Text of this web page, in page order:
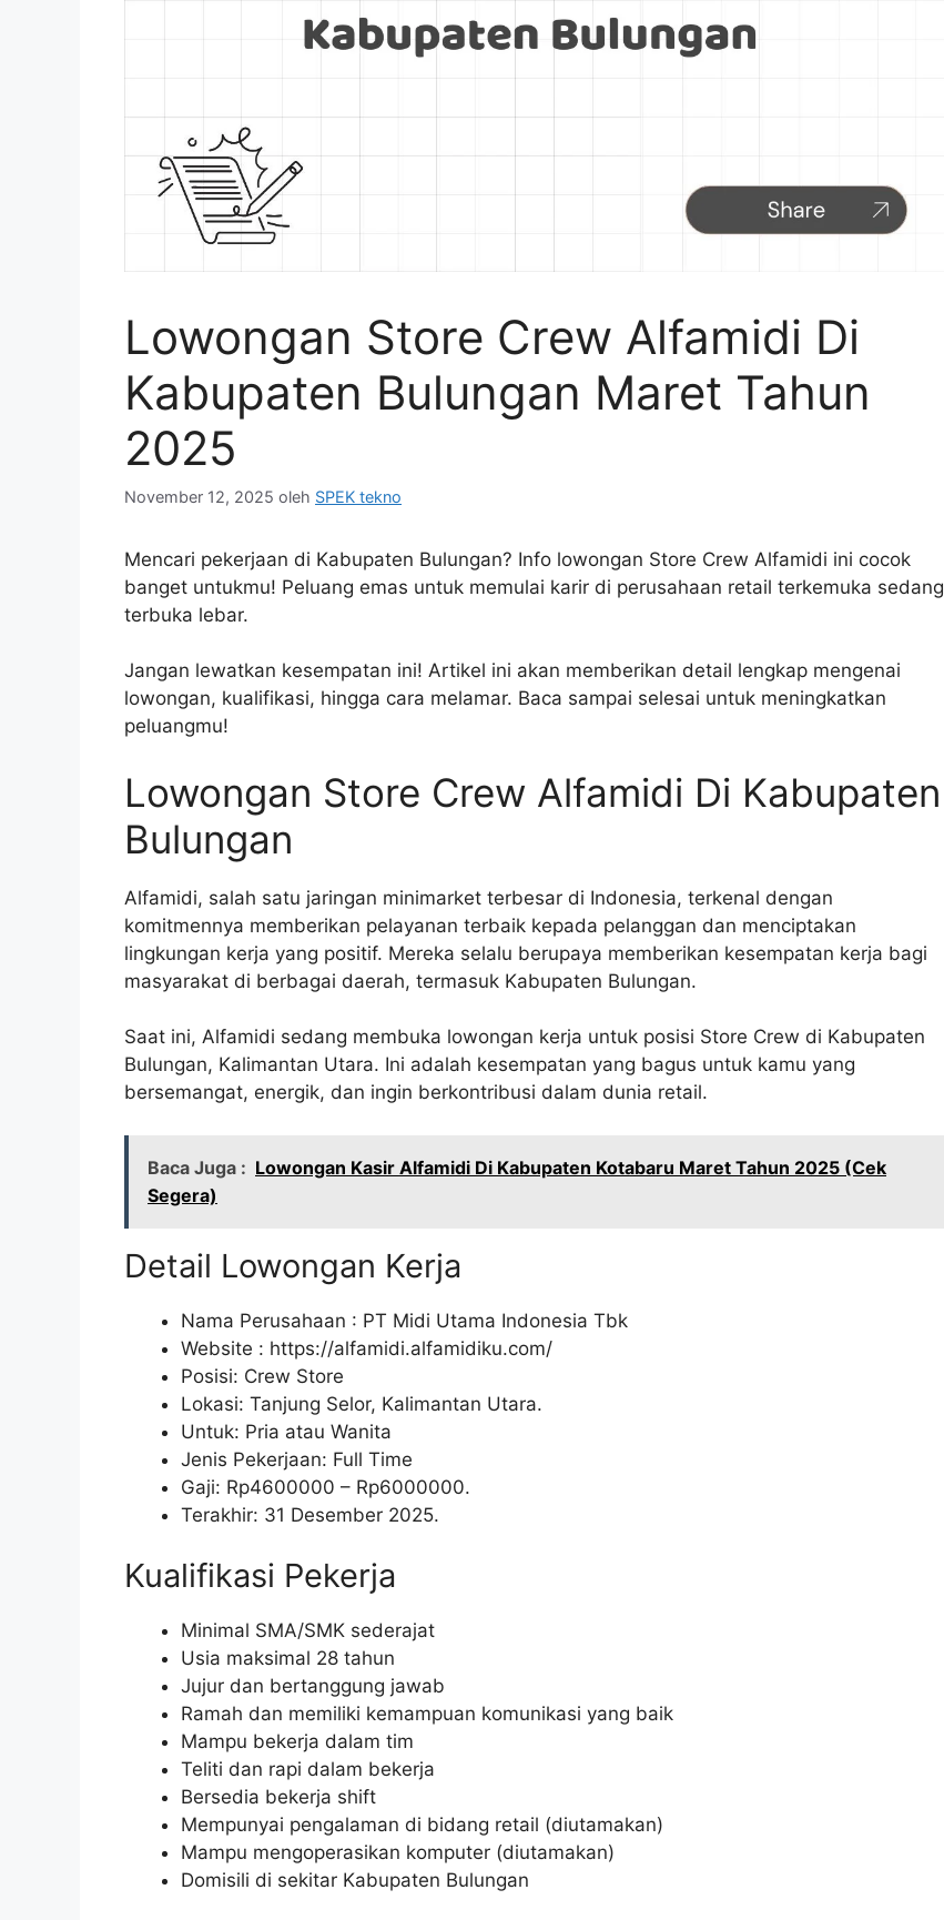
Lowongan Store Crew Alfamidi Di
Kabupaten Bulungan Maret Tahun
2025
November 12, 2025 oleh SPEK tekno
Mencari pekerjaan di Kabupaten Bulungan? Info lowongan Store Crew Alfamidi ini cocok
banget untukmu! Peluang emas untuk memulai karir di perusahaan retail terkemuka sedang
terbuka lebar.
Jangan lewatkan kesempatan ini! Artikel ini akan memberikan detail lengkap mengenai
lowongan, kualifikasi, hingga cara melamar. Baca sampai selesai untuk meningkatkan
peluangmu!
Lowongan Store Crew Alfamidi Di Kabupaten
Bulungan
Alfamidi, salah satu jaringan minimarket terbesar di Indonesia, terkenal dengan
komitmennya memberikan pelayanan terbaik kepada pelanggan dan menciptakan
lingkungan kerja yang positif. Mereka selalu berupaya memberikan kesempatan kerja bagi
masyarakat di berbagai daerah, termasuk Kabupaten Bulungan.
Saat ini, Alfamidi sedang membuka lowongan kerja untuk posisi Store Crew di Kabupaten
Bulungan, Kalimantan Utara. Ini adalah kesempatan yang bagus untuk kamu yang
bersemangat, energik, dan ingin berkontribusi dalam dunia retail.
Baca Juga : Lowongan Kasir Alfamidi Di Kabupaten Kotabaru Maret Tahun 2025 (Cek
Segera)
Detail Lowongan Kerja
Nama Perusahaan : PT Midi Utama Indonesia Tbk
Website : https://alfamidi.alfamidiku.com/
Posisi: Crew Store
Lokasi: Tanjung Selor, Kalimantan Utara.
Untuk: Pria atau Wanita
Jenis Pekerjaan: Full Time
Gaji: Rp4600000 – Rp6000000.
Terakhir: 31 Desember 2025.
Kualifikasi Pekerja
Minimal SMA/SMK sederajat
Usia maksimal 28 tahun
Jujur dan bertanggung jawab
Ramah dan memiliki kemampuan komunikasi yang baik
Mampu bekerja dalam tim
Teliti dan rapi dalam bekerja
Bersedia bekerja shift
Mempunyai pengalaman di bidang retail (diutamakan)
Mampu mengoperasikan komputer (diutamakan)
Domisili di sekitar Kabupaten Bulungan